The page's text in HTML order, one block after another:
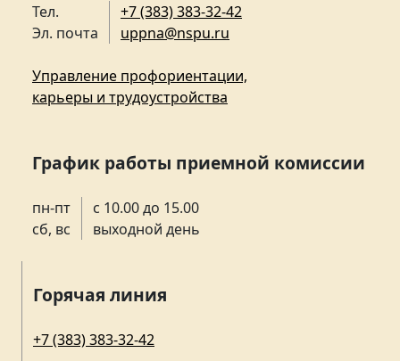
Тел.
Эл. почта
+7 (383) 383-32-42
uppna@nspu.ru
Управление профориентации,
карьеры и трудоустройства
График работы приемной комиссии
пн-пт
сб, вс
с 10.00 до 15.00
выходной день
Горячая линия
+7 (383) 383-32-42